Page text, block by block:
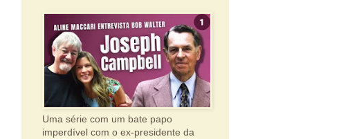
Uma série com um bate papo
imperdível com o ex-presidente da